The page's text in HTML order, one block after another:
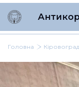
Головна